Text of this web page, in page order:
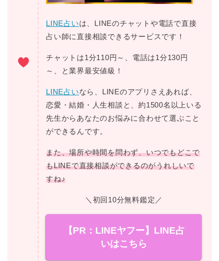
LINE占いは、LINEのチャットや電話で直接
占い師に直接相談できるサービスです！
チャットは1分110円～、電話は1分130円
～、と業界最安値級！
LINE占いなら、LINEのアプリさえあれば、
恋愛・結婚・人生相談と、約1500名以上いる
先生からあなたのお悩みに合わせて選ぶこと
ができるんです。
また、場所や時間を問わず、いつでもどこで
もLINEで直接相談ができるのがうれしいで
すね♪
＼初回10分無料鑑定／
【PR：LINEヤフー】LINE占
いはこちら